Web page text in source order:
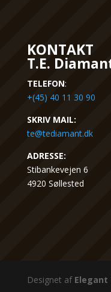
KONTAKT
T.E.
TELEFON:
+(45) 40 11 30 90
SKRIV MAIL:
te@tediamant.dk
ADRESSE:
Stibankevejen 6
4920 Søllested
Designet af Elegant